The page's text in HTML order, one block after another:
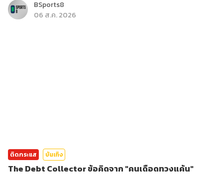
BSports8
06 ส.ค. 2026
ติดกระแส บันเทิง
The Debt Collector ข้อคิดจาก "คนเดือดทวงแค้น"